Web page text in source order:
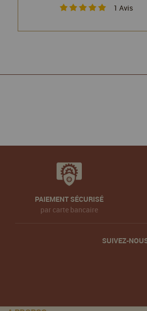
1 Avis
PAIEMENT SÉCURISÉ
par carte bancaire
SUIVEZ-